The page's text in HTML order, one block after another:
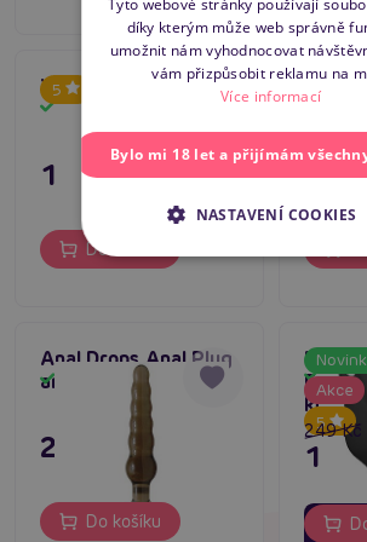
5
You2Toys Anal Beads
Skladem
129 Kč
Do košíku
Expert
349
Anal Drops Anal Plug
anální kolík
Skladem
249 Kč
Do košíku
Akce
5
02
Fun
Fem
kolík
249 Kč
199
Tyto webové stránky používají
díky kterým může web správně
umožnit nám vyhodnocovat
vám přizpůsobit reklamu na
Více informací
Bylo mi 18 let a přijímám
NASTAVENÍ COOKIES